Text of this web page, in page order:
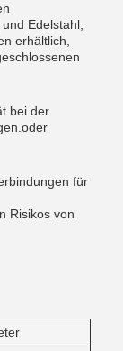
Edelstahl,
erhältlich,
bei der
für
Risikos von